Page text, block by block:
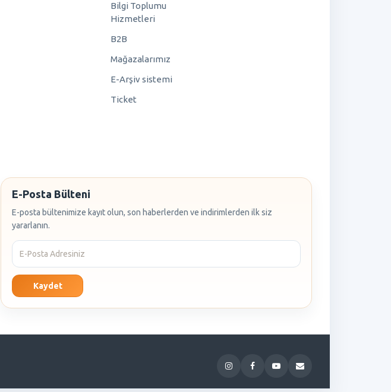
Bilgi Toplumu
Hizmetleri
B2B
Mağazalarımız
E-Arşiv sistemi
Ticket
E-Posta Bülteni
E-posta bültenimize kayıt olun, son haberlerden ve indirimlerden ilk siz
yararlanın.
Kaydet